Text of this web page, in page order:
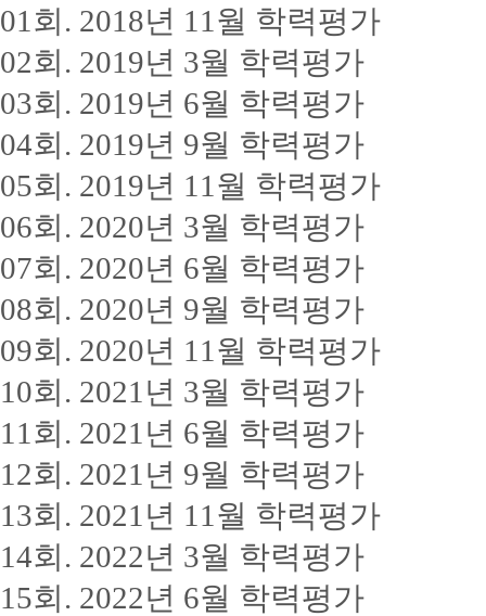
01회. 2018년 11월 학력평가
02회. 2019년 3월 학력평가
03회. 2019년 6월 학력평가
04회. 2019년 9월 학력평가
05회. 2019년 11월 학력평가
06회. 2020년 3월 학력평가
07회. 2020년 6월 학력평가
08회. 2020년 9월 학력평가
09회. 2020년 11월 학력평가
10회. 2021년 3월 학력평가
11회. 2021년 6월 학력평가
12회. 2021년 9월 학력평가
13회. 2021년 11월 학력평가
14회. 2022년 3월 학력평가
15회. 2022년 6월 학력평가